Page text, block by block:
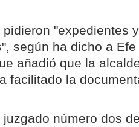
"expedientes
según ha dicho a
añadió que la
facilitado la
número dos